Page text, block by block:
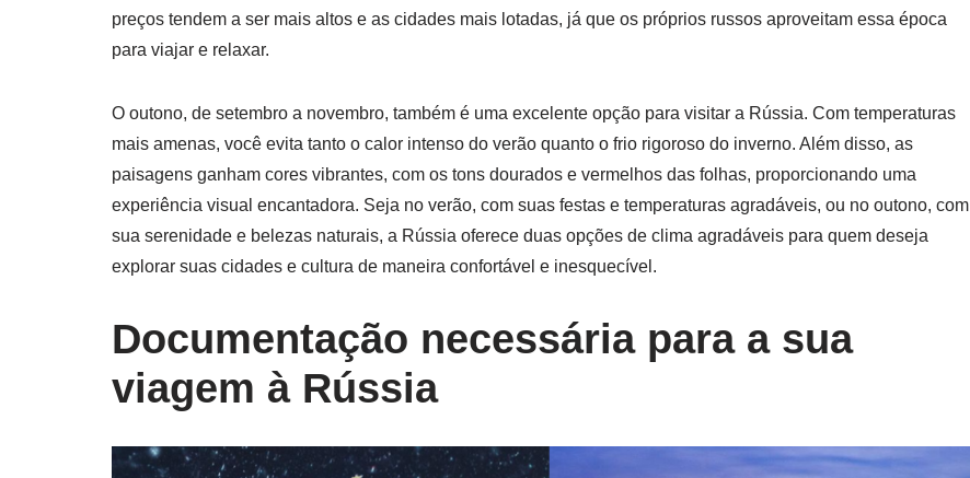
preços tendem a ser mais altos e as cidades mais lotadas, já que os próprios russos aproveitam essa época
para viajar e relaxar.
O outono, de setembro a novembro, também é uma excelente opção para visitar a Rússia. Com temperaturas
mais amenas, você evita tanto o calor intenso do verão quanto o frio rigoroso do inverno. Além disso, as
paisagens ganham cores vibrantes, com os tons dourados e vermelhos das folhas, proporcionando uma
experiência visual encantadora. Seja no verão, com suas festas e temperaturas agradáveis, ou no outono, com
sua serenidade e belezas naturais, a Rússia oferece duas opções de clima agradáveis para quem deseja
explorar suas cidades e cultura de maneira confortável e inesquecível.
Documentação necessária para a sua
viagem à Rússia